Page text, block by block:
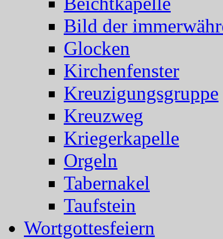
Bild der
Glocken
Kirchenfenster
Kreuzigungsgruppe
Kreuzweg
Kriegerkapelle
Orgeln
Tabernakel
Taufstein
Wortgottesfeiern